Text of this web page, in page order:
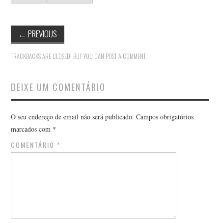
← PREVIOUS
TRACKBACKS ARE CLOSED, BUT YOU CAN POST A COMMENT.
DEIXE UM COMENTÁRIO
O seu endereço de email não será publicado. Campos obrigatórios
marcados com *
COMENTÁRIO *